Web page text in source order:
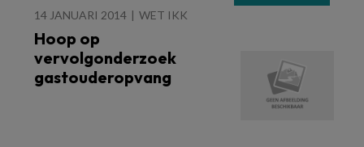
14 JANUARI 2014 WET IKK
Hoop op
vervolgonderzoek
gastouderopvang